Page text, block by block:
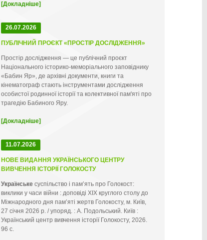
[Докладніше]
26.07.2026
ПУБЛІЧНИЙ ПРОЄКТ «ПРОСТІР ДОСЛІДЖЕННЯ»
Простір дослідження — це публічний проєкт
Національного історико-меморіального заповіднику
«Бабин Яр», де архівні документи, книги та
кінематограф стають інструментами дослідження
особистої родинної історії та колективної пам'яті про
трагедію Бабиного Яру.
[Докладніше]
11.07.2026
НОВЕ ВИДАННЯ УКРАЇНСЬКОГО ЦЕНТРУ
ВИВЧЕННЯ ІСТОРІЇ ГОЛОКОСТУ
Українськесуспільство і пам’ять про Голокост:
виклики у часи війни : доповіді ХІХ круглого столу до
Міжнародного дня пам’яті жертв Голокосту, м. Київ,
27 січня 2026 р. / упоряд. : А. Подольський. Київ :
Український центр вивчення історії Голокосту, 2026.
96 с.